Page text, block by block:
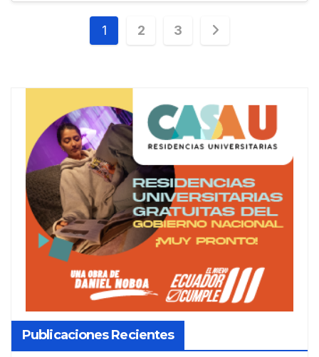
Paginación
entradas
1 2 3
Publicaciones Recientes